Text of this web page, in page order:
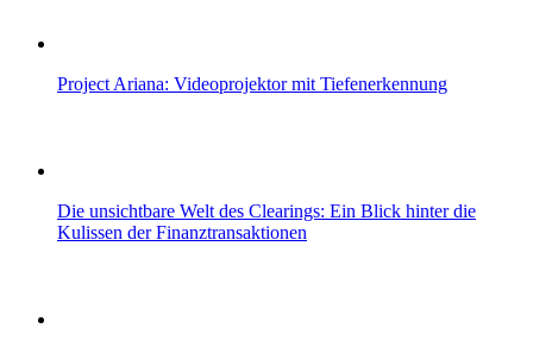
Project Ariana: Videoprojektor mit Tiefenerkennung
Die unsichtbare Welt des Clearings: Ein Blick hinter die
Kulissen der Finanztransaktionen